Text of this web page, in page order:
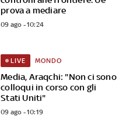
prova a mediare
09 ago - 10:24
Media, Araqchi: "Non ci sono
colloqui in corso con gli
Stati Uniti"
LIVE MONDO
09 ago - 10:19